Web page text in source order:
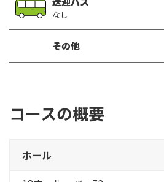
なし
その他
コースの概要
ホール